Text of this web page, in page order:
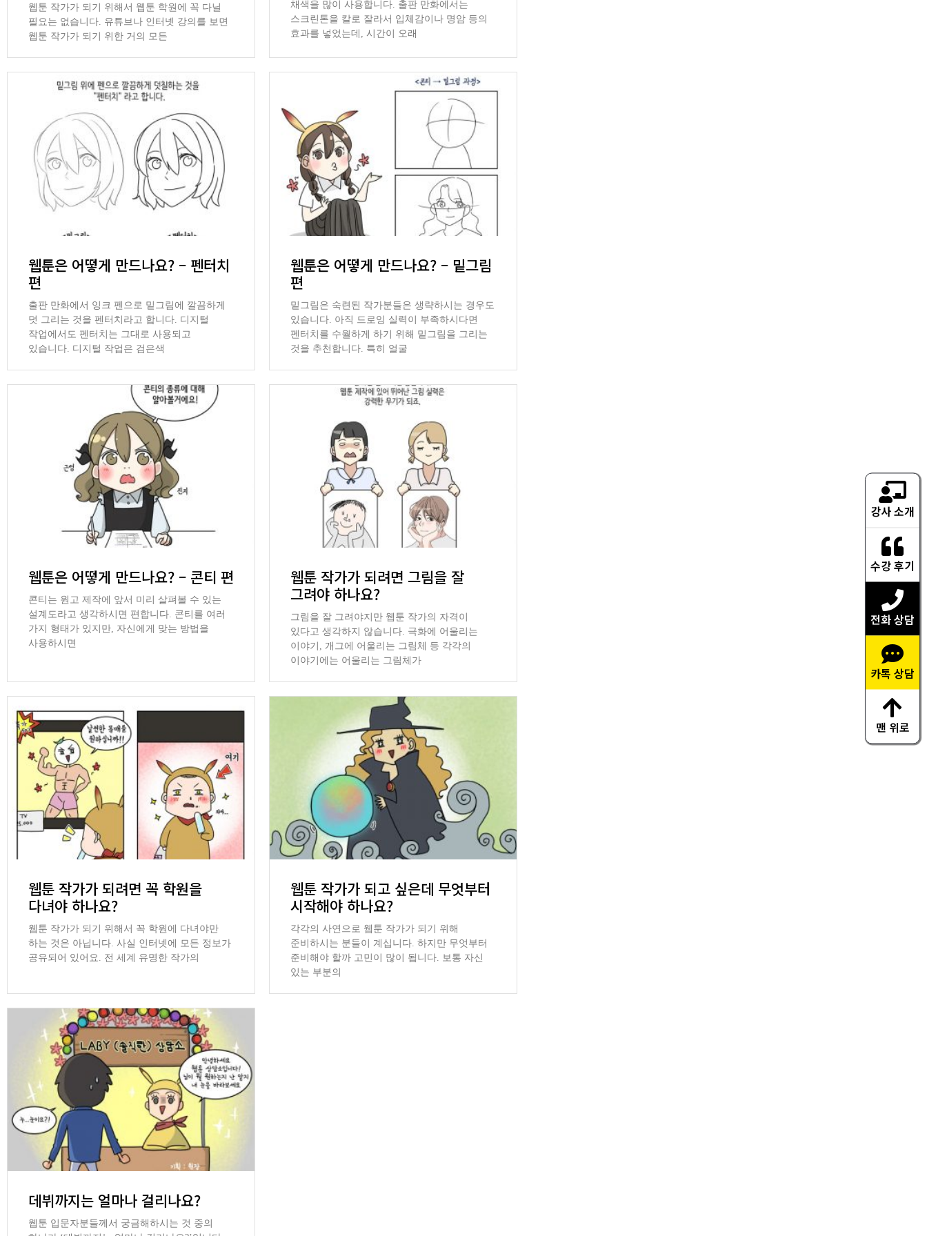
웹툰 작가가 되기 위해서 웹툰 학원에 꼭 다닐
필요는 없습니다. 유튜브나 인터넷 강의를 보면
웹툰 작가가 되기 위한 거의 모든
채색을 많이 사용합니다. 출판 만화에서는
스크린톤을 칼로 잘라서 입체감이나 명암 등의
효과를 넣었는데, 시간이 오래
웹툰은 어떻게 만드나요? – 펜터치
편
출판 만화에서 잉크 펜으로 밑그림에 깔끔하게
덧 그리는 것을 펜터치라고 합니다. 디지털
작업에서도 펜터치는 그대로 사용되고
있습니다. 디지털 작업은 검은색
웹툰은 어떻게 만드나요? – 밑그림
편
밑그림은 숙련된 작가분들은 생략하시는 경우도
있습니다. 아직 드로잉 실력이 부족하시다면
펜터치를 수월하게 하기 위해 밑그림을 그리는
것을 추천합니다. 특히 얼굴
웹툰은 어떻게 만드나요? – 콘티 편
콘티는 원고 제작에 앞서 미리 살펴볼 수 있는
설계도라고 생각하시면 편합니다. 콘티를 여러
가지 형태가 있지만, 자신에게 맞는 방법을
사용하시면
웹툰 작가가 되려면 그림을 잘
그려야 하나요?
그림을 잘 그려야지만 웹툰 작가의 자격이
있다고 생각하지 않습니다. 극화에 어울리는
이야기, 개그에 어울리는 그림체 등 각각의
이야기에는 어울리는 그림체가
웹툰 작가가 되려면 꼭 학원을
다녀야 하나요?
웹툰 작가가 되기 위해서 꼭 학원에 다녀야만
하는 것은 아닙니다. 사실 인터넷에 모든 정보가
공유되어 있어요. 전 세계 유명한 작가의
웹툰 작가가 되고 싶은데 무엇부터
시작해야 하나요?
각각의 사연으로 웹툰 작가가 되기 위해
준비하시는 분들이 계십니다. 하지만 무엇부터
준비해야 할까 고민이 많이 됩니다. 보통 자신
있는 부분의
데뷔까지는 얼마나 걸리나요?
웹툰 입문자분들께서 궁금해하시는 것 중의
강사 소개
수강 후기
전화 상담
카톡 상담
맨 위로